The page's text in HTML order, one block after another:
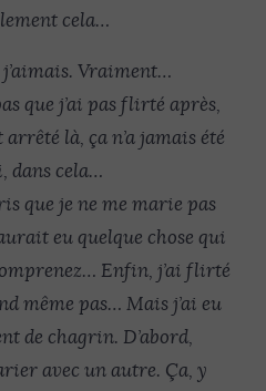
cela…
j’aimais. Vraiment…
que j’ai pas flirté après,
là, ça n’a jamais été
dans cela…
que je ne me marie pas
eu quelque chose qui
Enfin, j’ai flirté
même pas… Mais j’ai eu
de chagrin. D’abord,
avec un autre. Ça, y